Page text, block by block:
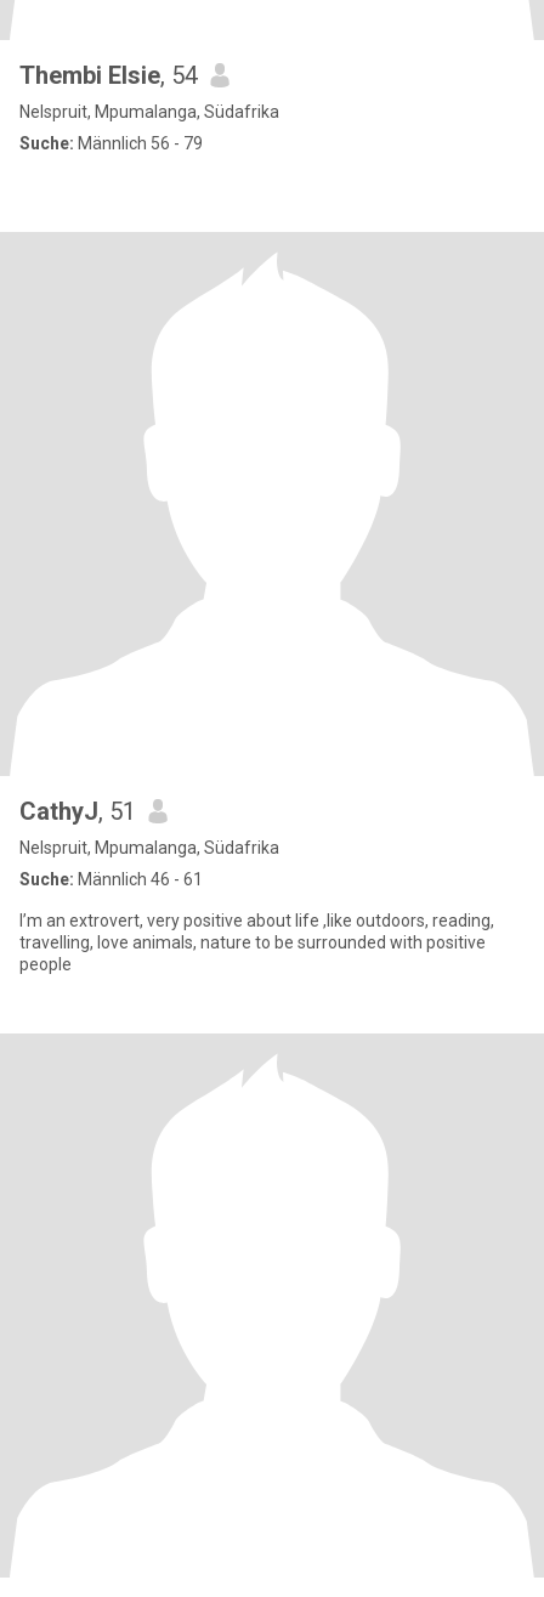
Thembi Elsie, 54
Nelspruit, Mpumalanga, Südafrika
Suche: Männlich 56 - 79
CathyJ, 51
Nelspruit, Mpumalanga, Südafrika
Suche: Männlich 46 - 61
I’m an extrovert, very positive about life ,like outdoors, reading,
travelling, love animals, nature to be surrounded with positive
people